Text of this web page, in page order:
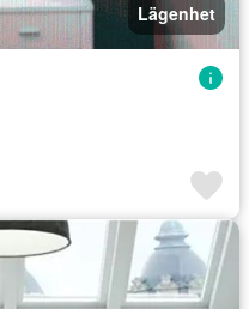
Lägenhet